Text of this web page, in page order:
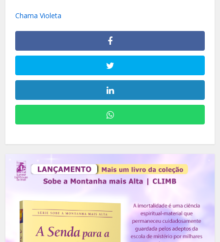
Chama Violeta